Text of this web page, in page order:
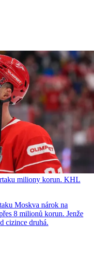
miliony korun. KHL
Moskva nárok na
8 milionů korun. Jenže
cizince druhá.